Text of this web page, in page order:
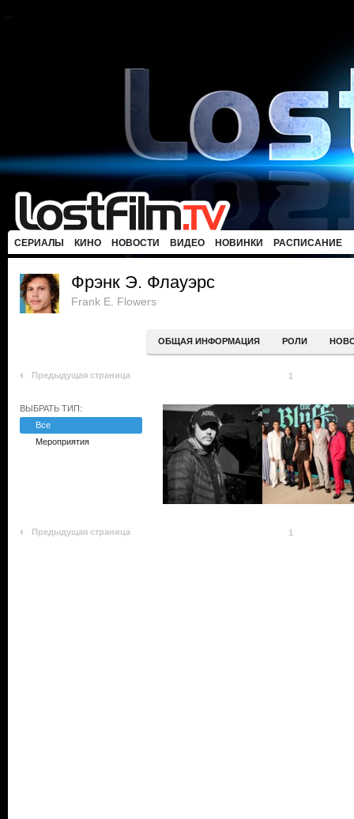
СЕРИАЛЫ КИНО НОВОСТИ ВИДЕО НОВИНКИ РАСПИСАНИЕ
Фрэнк Э. Флауэрс
Frank E. Flowers
ОБЩАЯ ИНФОРМАЦИЯ РОЛИ
Предыдущая страница 1
ВЫБРАТЬ ТИП:
Все
Мероприятия
Предыдущая страница 1